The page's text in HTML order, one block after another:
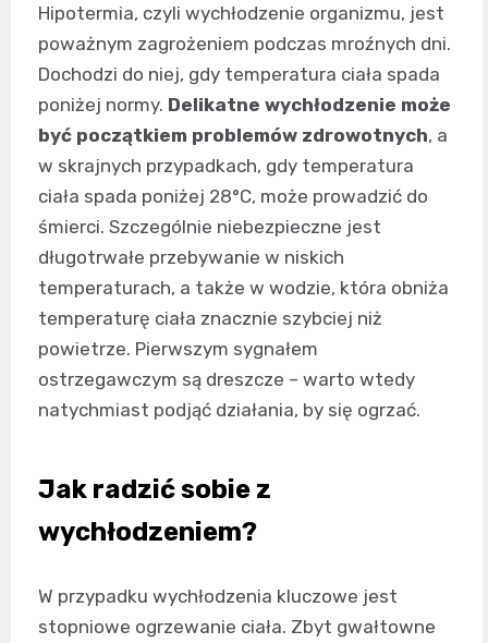
Hipotermia, czyli wychłodzenie organizmu, jest
poważnym zagrożeniem podczas mroźnych dni.
Dochodzi do niej, gdy temperatura ciała spada
poniżej normy. Delikatne wychłodzenie może
być początkiem problemów zdrowotnych, a
w skrajnych przypadkach, gdy temperatura
ciała spada poniżej 28°C, może prowadzić do
śmierci. Szczególnie niebezpieczne jest
długotrwałe przebywanie w niskich
temperaturach, a także w wodzie, która obniża
temperaturę ciała znacznie szybciej niż
powietrze. Pierwszym sygnałem
ostrzegawczym są dreszcze – warto wtedy
natychmiast podjąć działania, by się ogrzać.
Jak radzić sobie z
wychłodzeniem?
W przypadku wychłodzenia kluczowe jest
stopniowe ogrzewanie ciała. Zbyt gwałtowne